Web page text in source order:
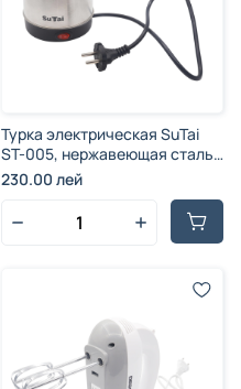
Турка электрическая SuTai
ST-005, нержавеющая сталь,
серебристый, 800 Вт, 800 мл
230.00 лей